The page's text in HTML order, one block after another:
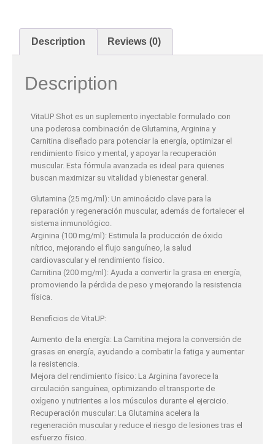
Description Reviews (0)
Description
VitaUP Shot es un suplemento inyectable formulado con
una poderosa combinación de Glutamina, Arginina y
Carnitina diseñado para potenciar la energía, optimizar el
rendimiento físico y mental, y apoyar la recuperación
muscular. Esta fórmula avanzada es ideal para quienes
buscan maximizar su vitalidad y bienestar general.
Glutamina (25 mg/ml): Un aminoácido clave para la
reparación y regeneración muscular, además de fortalecer el
sistema inmunológico.
Arginina (100 mg/ml): Estimula la producción de óxido
nítrico, mejorando el flujo sanguíneo, la salud
cardiovascular y el rendimiento físico.
Carnitina (200 mg/ml): Ayuda a convertir la grasa en energía,
promoviendo la pérdida de peso y mejorando la resistencia
física.
Beneficios de VitaUP:
Aumento de la energía: La Carnitina mejora la conversión de
grasas en energía, ayudando a combatir la fatiga y aumentar
la resistencia.
Mejora del rendimiento físico: La Arginina favorece la
circulación sanguínea, optimizando el transporte de
oxígeno y nutrientes a los músculos durante el ejercicio.
Recuperación muscular: La Glutamina acelera la
regeneración muscular y reduce el riesgo de lesiones tras el
esfuerzo físico.